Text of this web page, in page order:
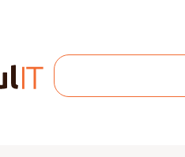
Search